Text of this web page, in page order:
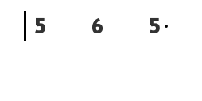
5 6 5